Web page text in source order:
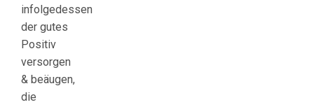
infolgedessen
der gutes
Positiv
versorgen
& beäugen,
die